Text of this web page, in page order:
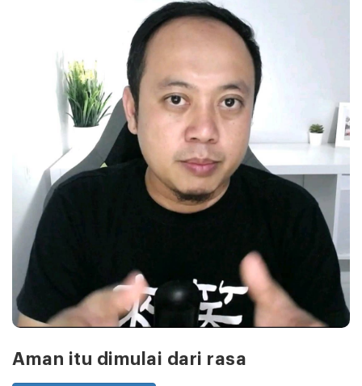
Aman itu dimulai dari rasa